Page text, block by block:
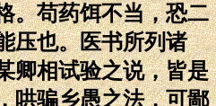
。苟药饵不当，恐二
压也。医书所列诸
卿相试验之说，皆是
哄骗乡愚之法，可鄙